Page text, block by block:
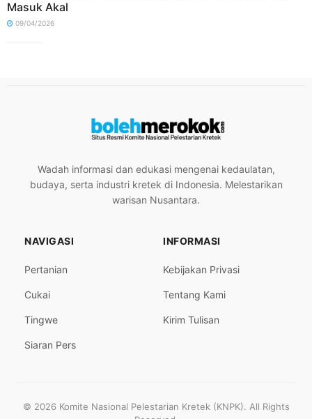
Masuk Akal
09/04/2026
Wadah informasi dan edukasi mengenai kedaulatan,
budaya, serta industri kretek di Indonesia. Melestarikan
warisan Nusantara.
NAVIGASI
Pertanian
Cukai
Tingwe
Siaran Pers
INFORMASI
Kebijakan Privasi
Tentang Kami
Kirim Tulisan
© 2026 Komite Nasional Pelestarian Kretek (KNPK). All Rights